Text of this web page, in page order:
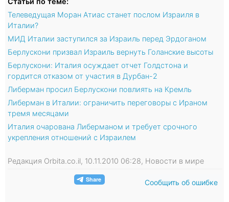
Телеведущая Моран Атиас станет послом Израиля в
Италии?
МИД Италии заступился за Израиль перед Эрдоганом
Берлускони призвал Израиль вернуть Голанские высоты
Берлускони: Италия осуждает отчет Голдстона и
гордится отказом от участия в Дурбан-2
Либерман просил Берлускони повлиять на Кремль
Либерман в Италии: ограничить переговоры с Ираном
тремя месяцами
Италия очарована Либерманом и требует срочного
укрепления отношений с Израилем
Редакция Orbita.co.il, 10.11.2010 06:28, Новости в мире
Сообщить об ошибке